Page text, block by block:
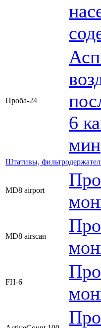
Проба-24
6
мин
Штативы,
MD8 airport
MD8 airscan
FH-6